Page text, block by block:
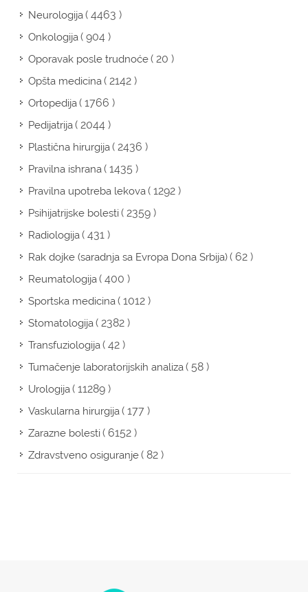
Neurologija( 4463 )
Onkologija( 904 )
Oporavak posle trudnoće( 20 )
Opšta medicina( 2142 )
Ortopedija( 1766 )
Pedijatrija( 2044 )
Plastična hirurgija( 2436 )
Pravilna ishrana( 1435 )
Pravilna upotreba lekova( 1292 )
Psihijatrijske bolesti( 2359 )
Radiologija( 431 )
Rak dojke (saradnja sa Evropa Dona Srbija)( 62 )
Reumatologija( 400 )
Sportska medicina( 1012 )
Stomatologija( 2382 )
Transfuziologija( 42 )
Tumačenje laboratorijskih analiza( 58 )
Urologija( 11289 )
Vaskularna hirurgija( 177 )
Zarazne bolesti( 6152 )
Zdravstveno osiguranje( 82 )